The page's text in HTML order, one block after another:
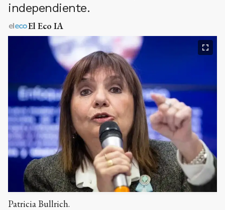
independiente.
El Eco IA
Patricia Bullrich.